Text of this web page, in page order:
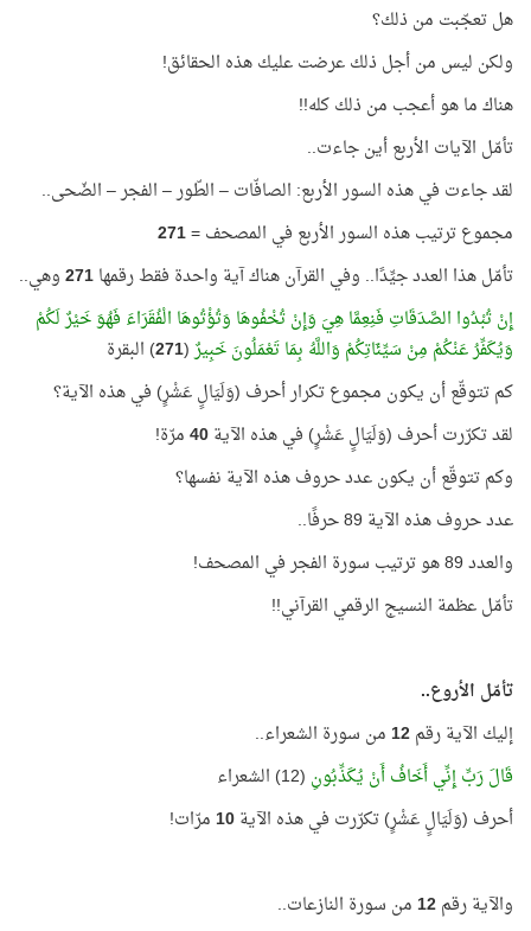
هل تعجّبت من ذلك؟
ولكن ليس من أجل ذلك عرضت عليك هذه الحقائق!
هناك ما هو أعجب من ذلك كله!!
تأمّل الآيات الأربع أين جاءت..
لقد جاءت في هذه السور الأربع: الصافّات – الطّور – الفجر – الضّحى..
مجموع ترتيب هذه السور الأربع في المصحف =271
تأمّل هذا العدد جيِّدًا.. وفي القرآن هناك آية واحدة فقط رقمها271وهي..
إِنْ تُبْدُوا الصَّدَقَاتِ فَنِعِمَّا هِيَ وَإِنْ تُخْفُوهَا وَتُؤْتُوهَا الْفُقَرَاءَ فَهُوَ خَيْرٌ لَكُمْ
وَيُكَفِّرُ عَنْكُمْ مِنْ سَيِّئَاتِكُمْ وَاللَّهُ بِمَا تَعْمَلُونَ خَبِيرٌ(
271) البقرة
كم تتوقّع أن يكون مجموع تكرار أحرف (وَلَيَالٍ عَشْرٍ) في هذه الآية؟
لقد تكرّرت أحرف (وَلَيَالٍ عَشْرٍ) في هذه الآية40مرّة!
وكم تتوقّع أن يكون عدد حروف هذه الآية نفسها؟
عدد حروف هذه الآية 89 حرفًا..
والعدد 89 هو ترتيب سورة الفجر في المصحف!
تأمّل عظمة النسيج الرقمي القرآني!!
تأمّل الأروع..
إليك الآية رقم12من سورة الشعراء..
قَالَ رَبِّ إِنِّي أَخَافُ أَنْ يُكَذِّبُونِ (12) الشعراء
أحرف (وَلَيَالٍ عَشْرٍ) تكرّرت في هذه الآية10مرّات!
والآية رقم12من سورة النازعات..